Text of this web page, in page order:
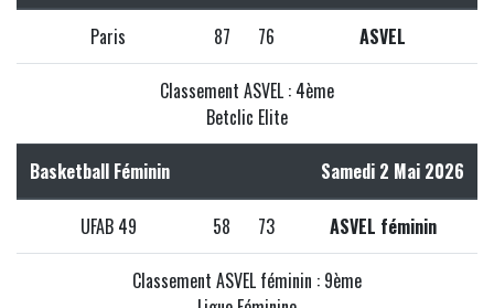
Paris 87 76 ASVEL
Classement ASVEL : 4ème
Betclic Elite
Basketball Féminin Samedi 2 Mai 2026
UFAB 49 58 73 ASVEL féminin
Classement ASVEL féminin : 9ème